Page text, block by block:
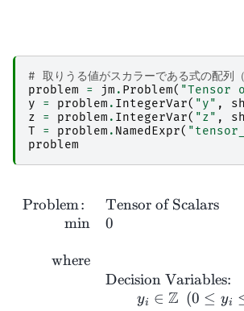
# 取りうる値がスカラーである式の配列
problem
= jm . Problem( "Tensor
y
= problem . IntegerVar( "y" ,
z
= problem . IntegerVar( "z" ,
T
= problem . NamedExpr(
problem
Problem:
min
where
Tensor of Scalars
0
Decision Variables:
yi ∈ Z (0 ≤ yi